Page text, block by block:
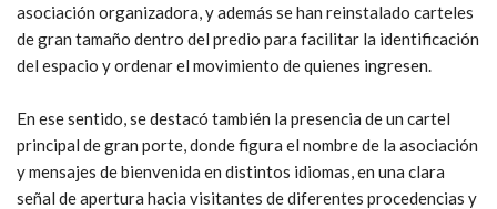
asociación organizadora, y además se han reinstalado carteles
de gran tamaño dentro del predio para facilitar la identificación
del espacio y ordenar el movimiento de quienes ingresen.
En ese sentido, se destacó también la presencia de un cartel
principal de gran porte, donde figura el nombre de la asociación
y mensajes de bienvenida en distintos idiomas, en una clara
señal de apertura hacia visitantes de diferentes procedencias y